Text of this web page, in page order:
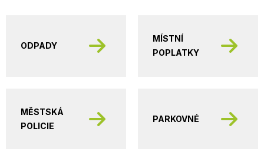
ODPADY
MÍSTNÍ
POPLATKY
MĚSTSKÁ
POLICIE
PARKOVNÉ